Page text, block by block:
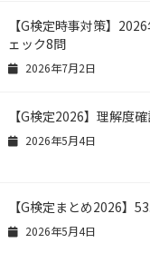
【G検定時事対策】
ェック8問
2026年7月2日
【G検定2026】理解度
2026年5月4日
【G検定まとめ2026】
2026年5月4日